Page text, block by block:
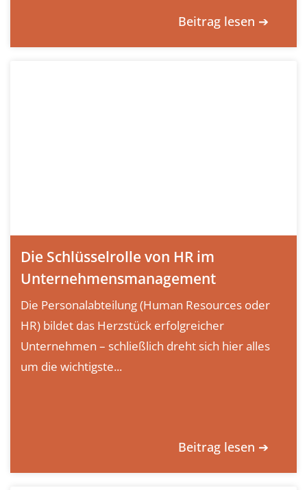
Beitrag lesen ➔
Die Schlüsselrolle von HR im
Unternehmensmanagement
Die Personalabteilung (Human Resources oder
HR) bildet das Herzstück erfolgreicher
Unternehmen – schließlich dreht sich hier alles
um die wichtigste...
Beitrag lesen ➔